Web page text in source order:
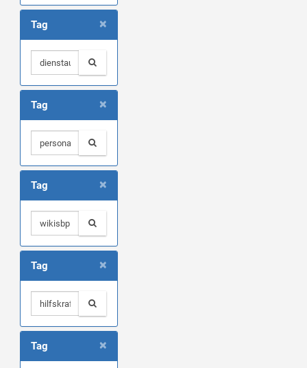
×
Tag
×
Tag
×
Tag
×
Tag
×
Tag